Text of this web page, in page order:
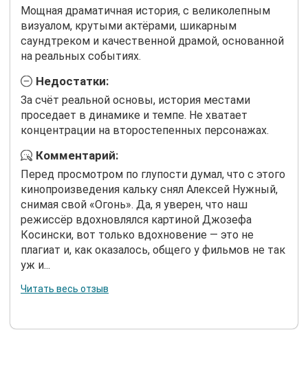
Мощная драматичная история, с великолепным
визуалом, крутыми актёрами, шикарным
саундтреком и качественной драмой, основанной
на реальных событиях.
Недостатки:
За счёт реальной основы, история местами
проседает в динамике и темпе. Не хватает
концентрации на второстепенных персонажах.
Комментарий:
Перед просмотром по глупости думал, что с этого
кинопроизведения кальку снял Алексей Нужный,
снимая свой «Огонь». Да, я уверен, что наш
режиссёр вдохновлялся картиной Джозефа
Косински, вот только вдохновение — это не
плагиат и, как оказалось, общего у фильмов не так
уж и...
Читать весь отзыв